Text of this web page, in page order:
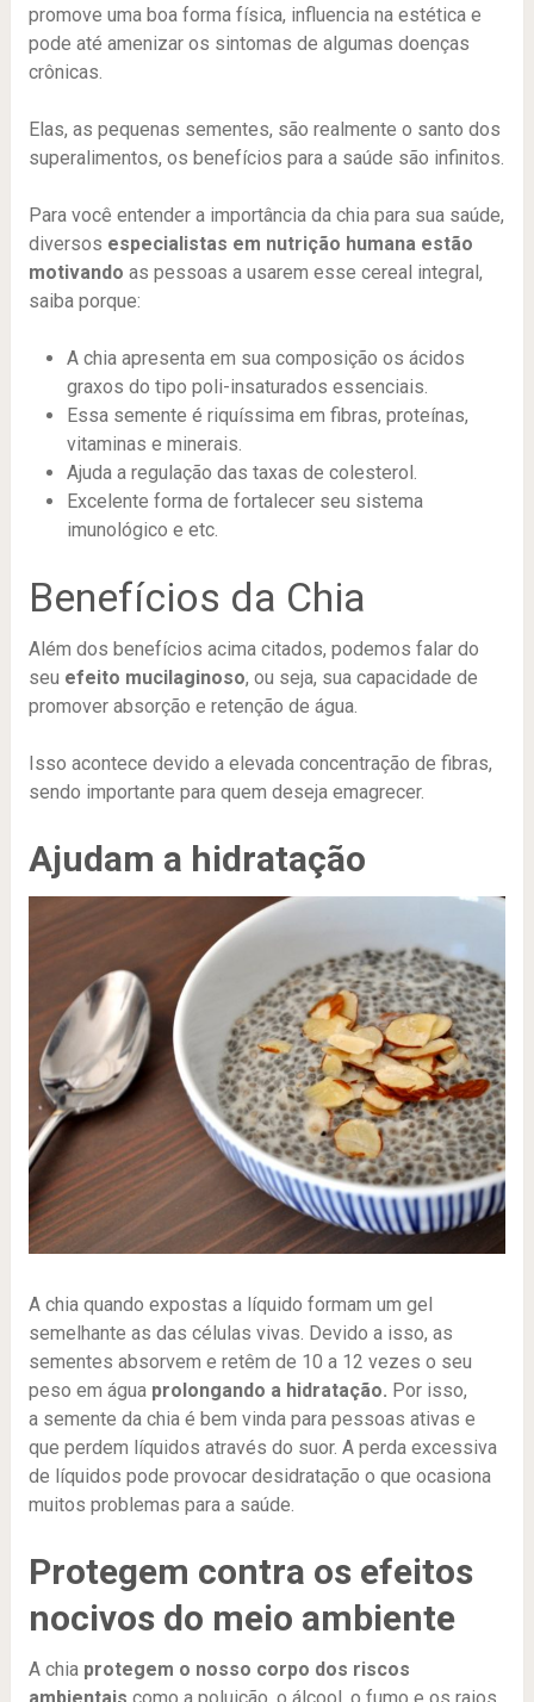
promove uma boa forma física, influencia na estética e
pode até amenizar os sintomas de algumas doenças
crônicas.
Elas, as pequenas sementes, são realmente o santo dos
superalimentos, os benefícios para a saúde são infinitos.
Para você entender a importância da chia para sua saúde,
diversos especialistas em nutrição humana estão
motivando as pessoas a usarem esse cereal integral,
saiba porque:
A chia apresenta em sua composição os ácidos
graxos do tipo poli-insaturados essenciais.
Essa semente é riquíssima em fibras, proteínas,
vitaminas e minerais.
Ajuda a regulação das taxas de colesterol.
Excelente forma de fortalecer seu sistema
imunológico e etc.
Benefícios da Chia
Além dos benefícios acima citados, podemos falar do
seu efeito mucilaginoso, ou seja, sua capacidade de
promover absorção e retenção de água.
Isso acontece devido a elevada concentração de fibras,
sendo importante para quem deseja emagrecer.
Ajudam a hidratação
A chia quando expostas a líquido formam um gel
semelhante as das células vivas. Devido a isso, as
sementes absorvem e retêm de 10 a 12 vezes o seu
peso em água prolongando a hidratação. Por isso,
a semente da chia é bem vinda para pessoas ativas e
que perdem líquidos através do suor. A perda excessiva
de líquidos pode provocar desidratação o que ocasiona
muitos problemas para a saúde.
Protegem contra os efeitos
nocivos do meio ambiente
A chia protegem o nosso corpo dos riscos